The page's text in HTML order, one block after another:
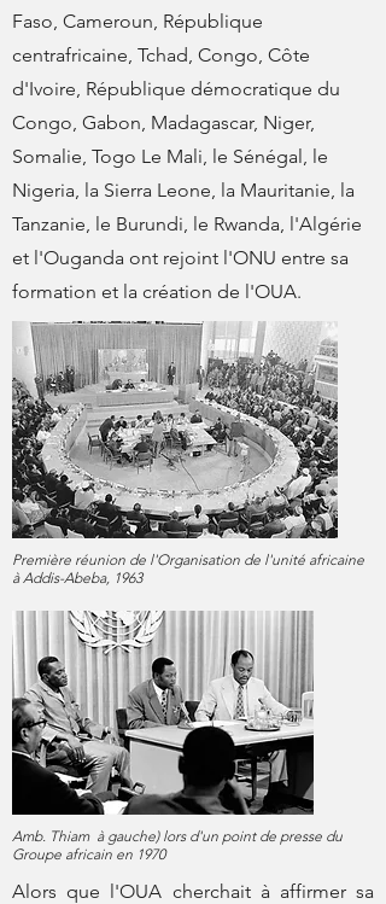
Faso, Cameroun, République
centrafricaine, Tchad, Congo, Côte
d'Ivoire, République démocratique du
Congo, Gabon, Madagascar, Niger,
Somalie, Togo Le Mali, le Sénégal, le
Nigeria, la Sierra Leone, la Mauritanie, la
Tanzanie, le Burundi, le Rwanda, l'Algérie
et l'Ouganda ont rejoint l'ONU entre sa
formation et la création de l'OUA.
Première réunion de l'Organisation de l'unité africaine
à Addis-Abeba, 1963
Amb. Thiam à gauche) lors d'un point de presse du
Groupe africain en 1970
Alors que l'OUA cherchait à affirmer sa